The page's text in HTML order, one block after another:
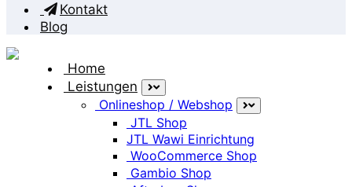
Kontakt
Blog
Home
Leistungen
Onlineshop / Webshop
JTL Shop
JTL Wawi Einrichtung
WooCommerce Shop
Gambio Shop
SEPA Erteilung
Firmenname*